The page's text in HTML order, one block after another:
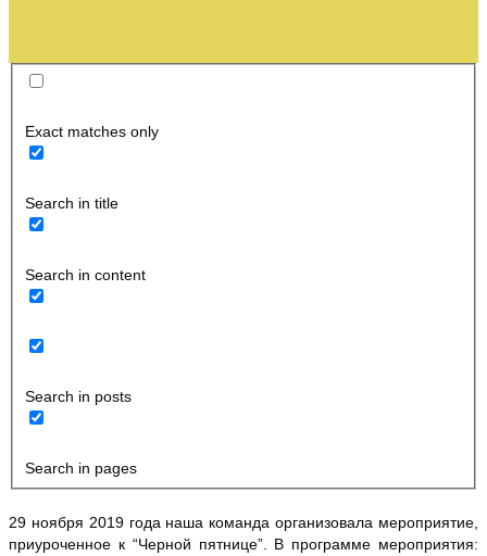
Exact matches only
Search in title
Search in content
Search in posts
Search in pages
29 ноября 2019 года наша команда организовала мероприятие,
приуроченное к “Черной пятнице”. В программе мероприятия: